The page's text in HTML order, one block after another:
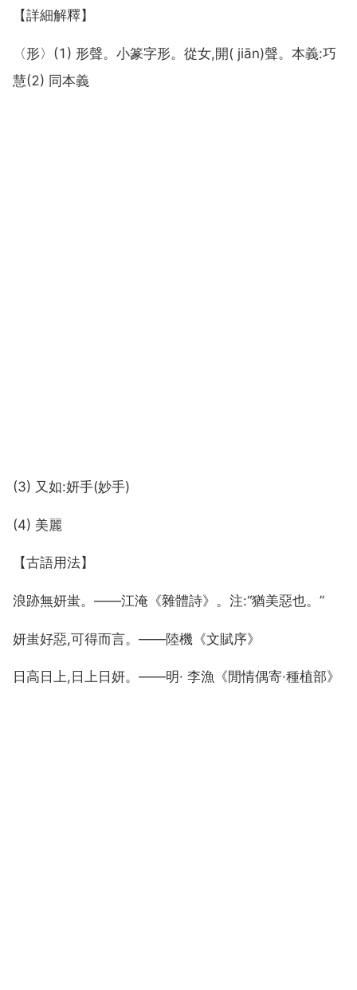
【詳細解釋】
〈形〉(1) 形聲。小篆字形。從女,開( jiān)聲。本義:巧
慧(2) 同本義
(3) 又如:妍手(妙手)
(4) 美麗
【古語用法】
浪跡無妍蚩。——江淹《雜體詩》。注:“猶美惡也。”
妍蚩好惡,可得而言。——陸機《文賦序》
日高日上,日上日妍。——明· 李漁《閒情偶寄·種植部》